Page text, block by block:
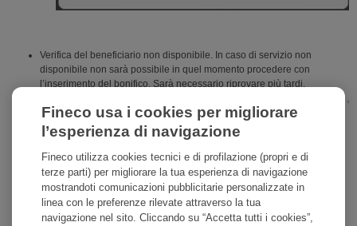
Verifica del beneficiario non disponibile. In caso di servizio non
disponibile non sarà possibile in quel momento procedere con
l’inserimento del bonifico. Sarà necessario riprovare più tardi.
Fineco usa i cookies per migliorare
l’esperienza di navigazione
Fineco utilizza cookies tecnici e di profilazione (propri e di
terze parti) per migliorare la tua esperienza di navigazione
mostrandoti comunicazioni pubblicitarie personalizzate in
linea con le preferenze rilevate attraverso la tua
navigazione nel sito. Cliccando su “Accetta tutti i cookies”,